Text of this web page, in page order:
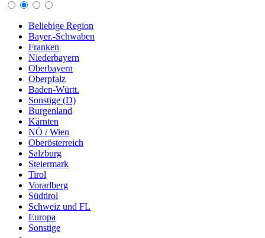
Beliebige Region
Bayer.-Schwaben
Franken
Niederbayern
Oberbayern
Oberpfalz
Baden-Württ.
Sonstige (D)
Burgenland
Kärnten
NÖ / Wien
Oberösterreich
Salzburg
Steiermark
Tirol
Vorarlberg
Südtirol
Schweiz und FL
Europa
Sonstige